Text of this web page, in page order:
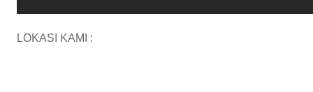
LOKASI KAMI :